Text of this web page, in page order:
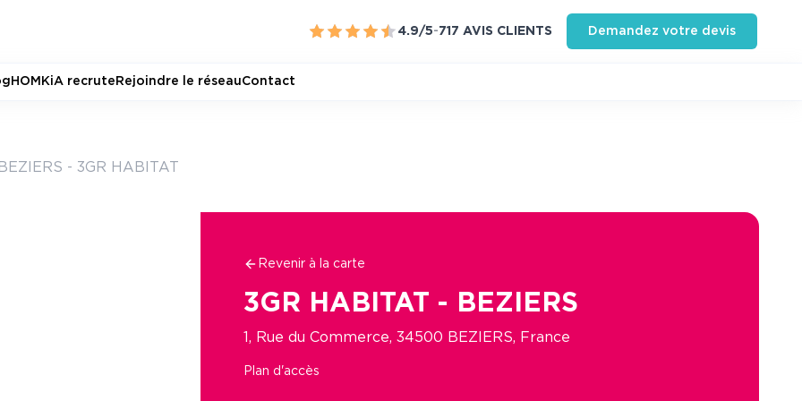
4.9/5-717 AVIS CLIENTS Demandez votre devis
HOMKiA recrute Rejoindre le réseauContact
- 3GR HABITAT
Revenir à la carte
3GR HABITAT - BEZIERS
1, Rue du Commerce, 34500 BEZIERS, France
Plan d'accès